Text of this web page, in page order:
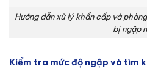
Hướng dẫn xử lý khẩn cấp và
bị ngập
Kiểm tra mức độ ngập và tìm